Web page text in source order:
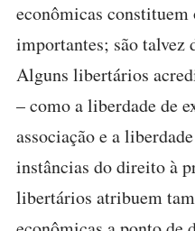
econômicas
importantes; são talvez
Alguns libertários
– como a liberdade de
associação e a
instâncias do direito à
libertários atribuem